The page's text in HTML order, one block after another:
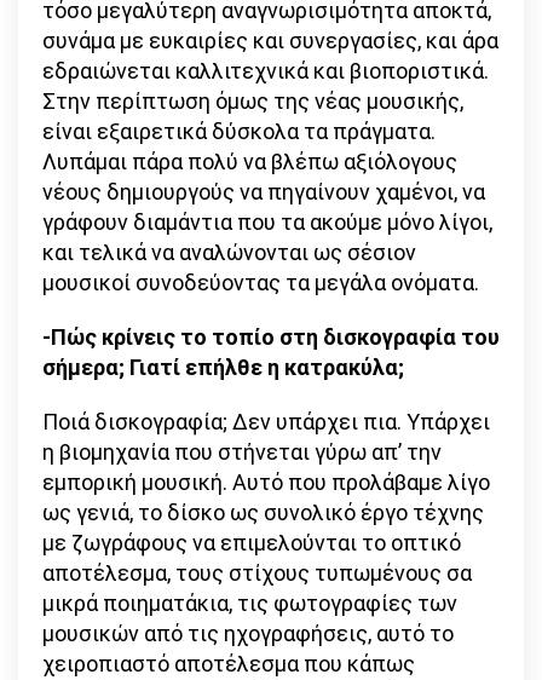
τόσο μεγαλύτερη αναγνωρισιμότητα αποκτά,
συνάμα με ευκαιρίες και συνεργασίες, και άρα
εδραιώνεται καλλιτεχνικά και βιοποριστικά.
Στην περίπτωση όμως της νέας μουσικής,
είναι εξαιρετικά δύσκολα τα πράγματα.
Λυπάμαι πάρα πολύ να βλέπω αξιόλογους
νέους δημιουργούς να πηγαίνουν χαμένοι, να
γράφουν διαμάντια που τα ακούμε μόνο λίγοι,
και τελικά να αναλώνονται ως σέσιον
μουσικοί συνοδεύοντας τα μεγάλα ονόματα.
-Πώς κρίνεις το τοπίο στη δισκογραφία του
σήμερα; Γιατί επήλθε η κατρακύλα;
Ποιά δισκογραφία; Δεν υπάρχει πια. Υπάρχει
η βιομηχανία που στήνεται γύρω απ’ την
εμπορική μουσική. Αυτό που προλάβαμε λίγο
ως γενιά, το δίσκο ως συνολικό έργο τέχνης
με ζωγράφους να επιμελούνται το οπτικό
αποτέλεσμα, τους στίχους τυπωμένους σα
μικρά ποιηματάκια, τις φωτογραφίες των
μουσικών από τις ηχογραφήσεις, αυτό το
χειροπιαστό αποτέλεσμα που κάπως